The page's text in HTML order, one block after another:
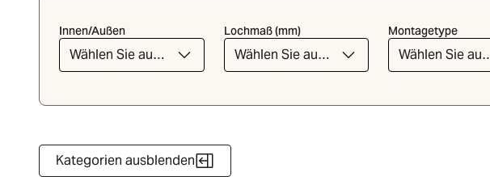
Innen/Außen
Wählen Sie aus
der Liste
Lochmaß (mm)
Wählen Sie aus
der Liste
Montagetype
Wählen Sie aus
der Liste
Kategorien ausblenden